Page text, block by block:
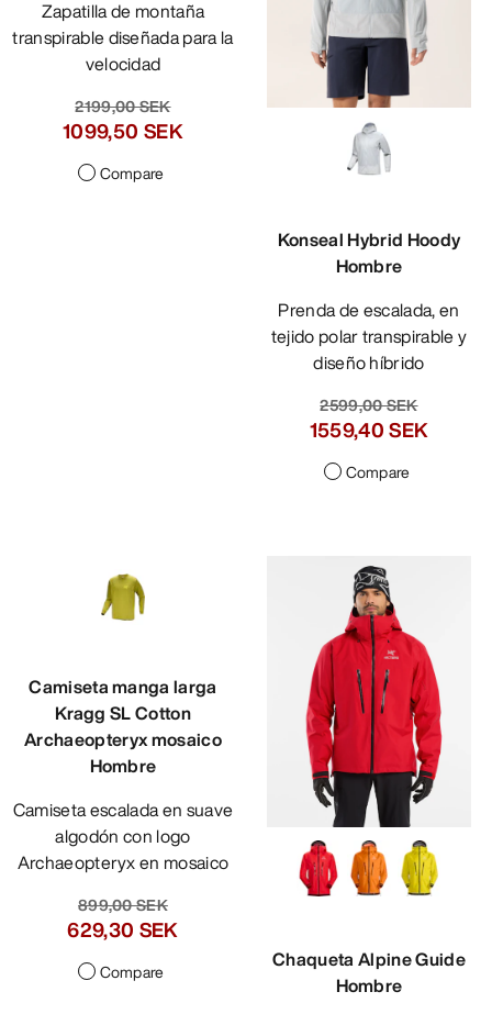
Zapatilla de montaña
transpirable diseñada para la
velocidad
2199,00 SEK
1099,50 SEK
Compare
Konseal Hybrid Hoody
Hombre
Prenda de escalada, en
tejido polar transpirable y
diseño híbrido
2599,00 SEK
1559,40 SEK
Compare
Camiseta manga larga
Kragg SL Cotton
Archaeopteryx mosaico
Hombre
Camiseta escalada en suave
algodón con logo
Archaeopteryx en mosaico
899,00 SEK
629,30 SEK
Compare
Chaqueta Alpine Guide
Hombre